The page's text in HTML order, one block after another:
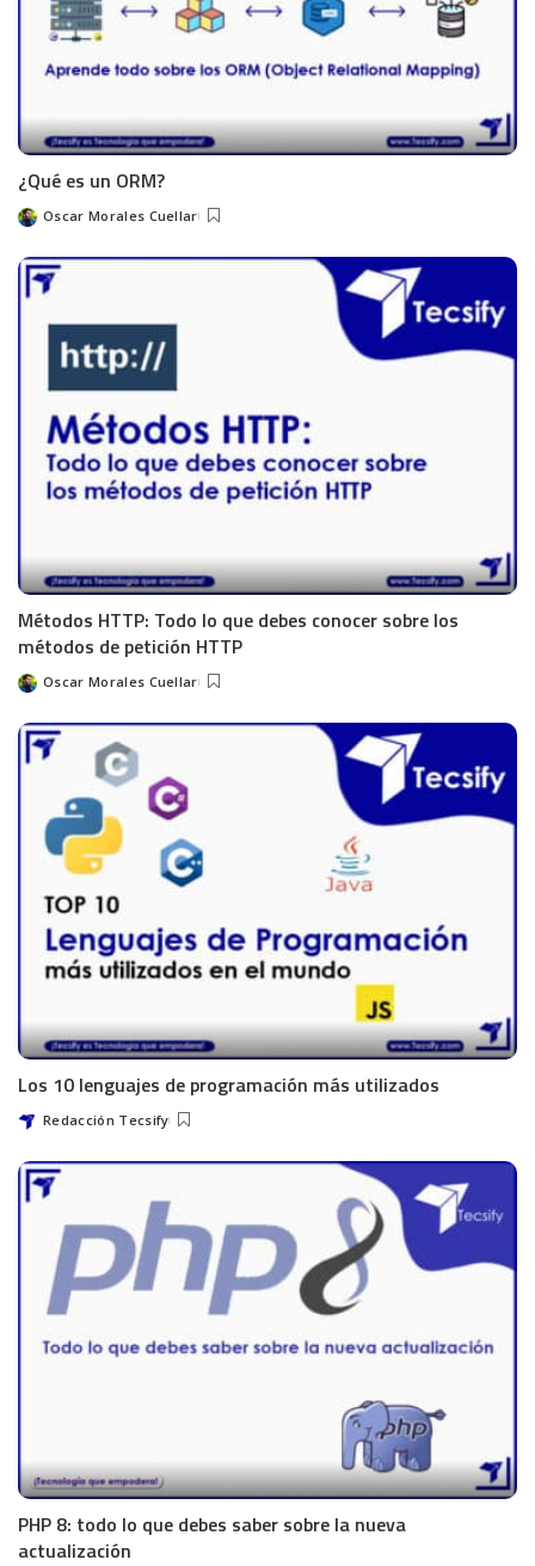
¿Qué es un ORM?
Oscar Morales Cuellar
Métodos HTTP: Todo lo que debes conocer sobre los
métodos de petición HTTP
Oscar Morales Cuellar
Los 10 lenguajes de programación más utilizados
Redacción Tecsify
PHP 8: todo lo que debes saber sobre la nueva
actualización